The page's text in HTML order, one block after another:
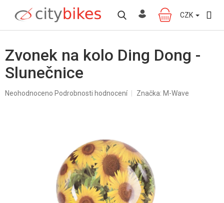
obsah
NÁKUPNÍ
KOŠÍK
CZK
Zvonek na kolo Ding Dong -
Slunečnice
Průměrné
Neohodnoceno Podrobnosti hodnocení Značka: M-Wave